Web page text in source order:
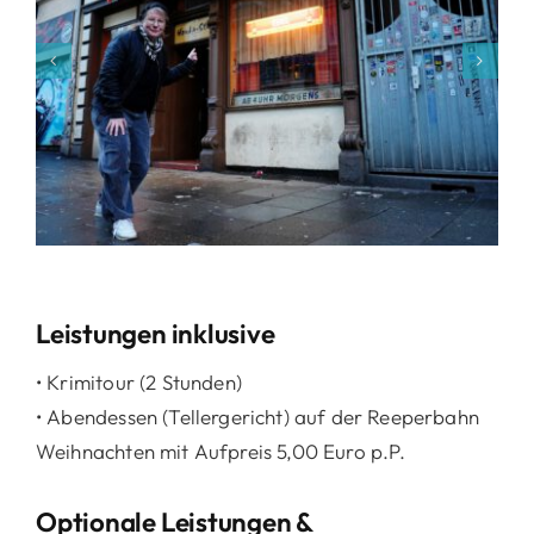
Leistungen inklusive
• Krimitour (2 Stunden)
• Abendessen (Tellergericht) auf der Reeperbahn
Weihnachten mit Aufpreis 5,00 Euro p.P.
Optionale Leistungen &